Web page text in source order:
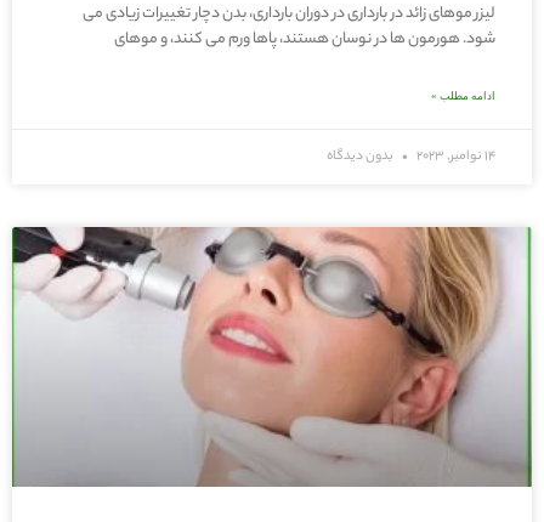
لیزر موهای زائد در بارداری در دوران بارداری، بدن دچار تغییرات زیادی می
شود. هورمون ها در نوسان هستند، پاها ورم می کنند، و موهای
ادامه مطلب »
14 نوامبر, 2023 بدون دیدگاه